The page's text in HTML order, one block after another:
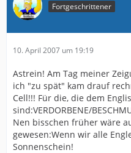
Fortgeschrittener
10. April 2007 um 19:19
Astrein! Am Tag meiner
ich "zu spät" kam drauf
Cell!!! Für die, die dem
sind:VERDORBENE/
Nen bisschen früher wäre
gewesen:Wenn wir alle
Sonnenschein!